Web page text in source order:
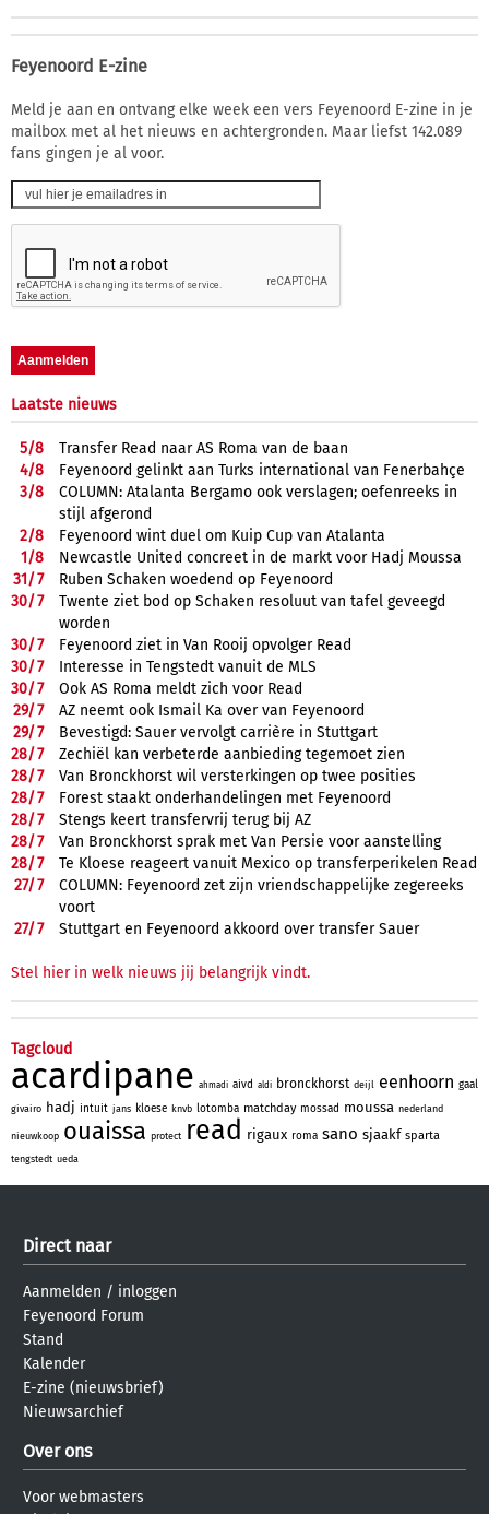
Feyenoord E-zine
Meld je aan en ontvang elke week een vers Feyenoord E-zine in je
mailbox met al het nieuws en achtergronden. Maar liefst 142.089
fans gingen je al voor.
Laatste nieuws
5/8
Transfer Read naar AS Roma van de baan
4/8
Feyenoord gelinkt aan Turks international van Fenerbahçe
3/8
COLUMN: Atalanta Bergamo ook verslagen; oefenreeks in
stijl afgerond
2/8
Feyenoord wint duel om Kuip Cup van Atalanta
1/8
Newcastle United concreet in de markt voor Hadj Moussa
31/7
Ruben Schaken woedend op Feyenoord
30/7
Twente ziet bod op Schaken resoluut van tafel geveegd
worden
30/7
Feyenoord ziet in Van Rooij opvolger Read
30/7
Interesse in Tengstedt vanuit de MLS
30/7
Ook AS Roma meldt zich voor Read
29/7
AZ neemt ook Ismail Ka over van Feyenoord
29/7
Bevestigd: Sauer vervolgt carrière in Stuttgart
28/7
Zechiël kan verbeterde aanbieding tegemoet zien
28/7
Van Bronckhorst wil versterkingen op twee posities
28/7
Forest staakt onderhandelingen met Feyenoord
28/7
Stengs keert transfervrij terug bij AZ
28/7
Van Bronckhorst sprak met Van Persie voor aanstelling
28/7
Te Kloese reageert vanuit Mexico op transferperikelen Read
27/7
COLUMN: Feyenoord zet zijn vriendschappelijke zegereeks
voort
27/7 Stuttgart en Feyenoord akkoord over transfer Sauer
Stel hier in welk nieuws jij belangrijk vindt.
Tagcloud
acardipane ahmadi aivd aldi bronckhorst deijl eenhoorn gaal
givairo hadj intuit jans kloese knvb lotomba matchday mossad moussa nederland
nieuwkoop ouaissa protect read rigaux roma sano sjaakf sparta
tengstedt ueda
Direct naar
Aanmelden / inloggen
Feyenoord Forum
Stand
Kalender
E-zine (nieuwsbrief)
Nieuwsarchief
Over ons
Voor webmasters